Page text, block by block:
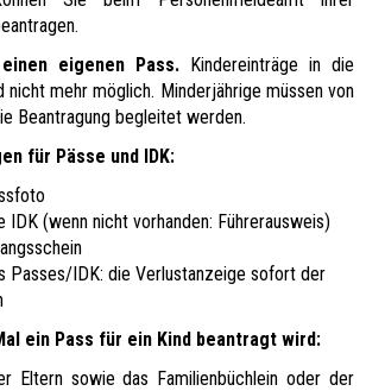
eigenen Pass. Kindereinträge in die
nicht mehr möglich. Minderjährige müssen von
Beantragung begleitet werden.
für Pässe und IDK:
IDK (wenn nicht vorhanden: Führerausweis)
Passes/IDK: die Verlustanzeige sofort der
ein Pass für ein Kind beantragt wird:
Eltern sowie das Familienbüchlein oder der